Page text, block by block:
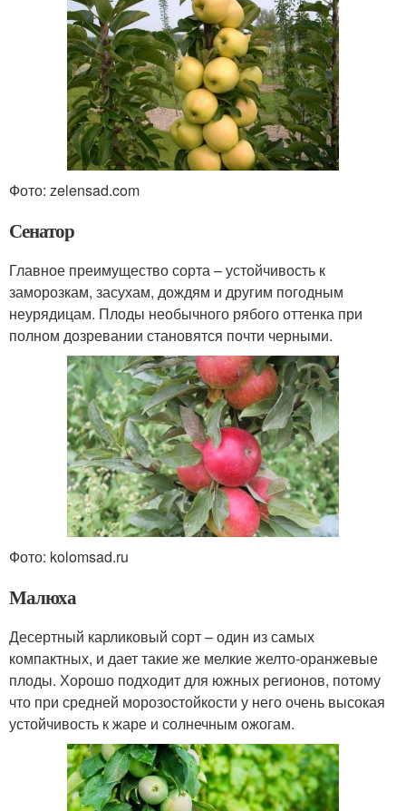
Фото: zelensad.com
Сенатор
Главное преимущество сорта – устойчивость к
заморозкам, засухам, дождям и другим погодным
неурядицам. Плоды необычного рябого оттенка при
полном дозревании становятся почти черными.
Фото: kolomsad.ru
Малюха
Десертный карликовый сорт – один из самых
компактных, и дает такие же мелкие желто-оранжевые
плоды. Хорошо подходит для южных регионов, потому
что при средней морозостойкости у него очень высокая
устойчивость к жаре и солнечным ожогам.